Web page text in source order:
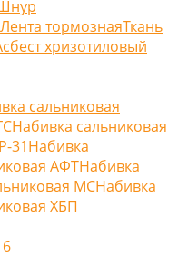
Лента тормознаяТкань
хризотиловый
сальниковая
Набивка сальниковая
31Набивка
АФТНабивка
МСНабивка
ХБП